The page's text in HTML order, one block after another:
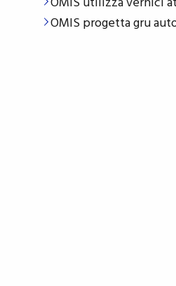
OMIS progetta gru